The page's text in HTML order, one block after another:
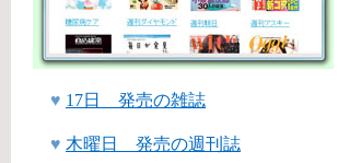
♥ 17日 発売の雑誌
♥ 木曜日 発売の週刊誌